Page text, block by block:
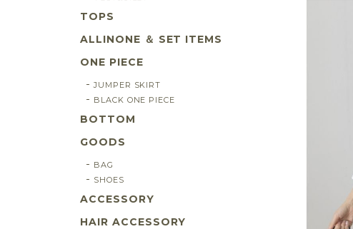
TOPS
ALLINONE ＆ SET ITEMS
ONE PIECE
JUMPER SKIRT
BLACK ONE PIECE
BOTTOM
GOODS
BAG
SHOES
ACCESSORY
HAIR ACCESSORY